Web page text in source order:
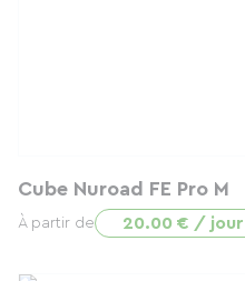
Cube Nuroad FE Pro M
À partir de 20.00 € / jour